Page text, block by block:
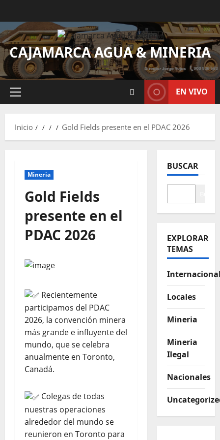
CAJAMARCA AGUA & MINERIA
EN VIVO
Inicio Gold Fields presente en el PDAC 2026
Mineria
Gold Fields
presente en el
PDAC 2026
Recientemente
participamos del PDAC
2026, la convención minera
más grande e influyente del
mundo, que se celebra
anualmente en Toronto,
Canadá.
Colegas de todas
nuestras operaciones
alrededor del mundo se
reunieron en Toronto para
BUSCAR
EXPLORAR
TEMAS
Locales
Mineria
Mineria
Ilegal
Nacionales